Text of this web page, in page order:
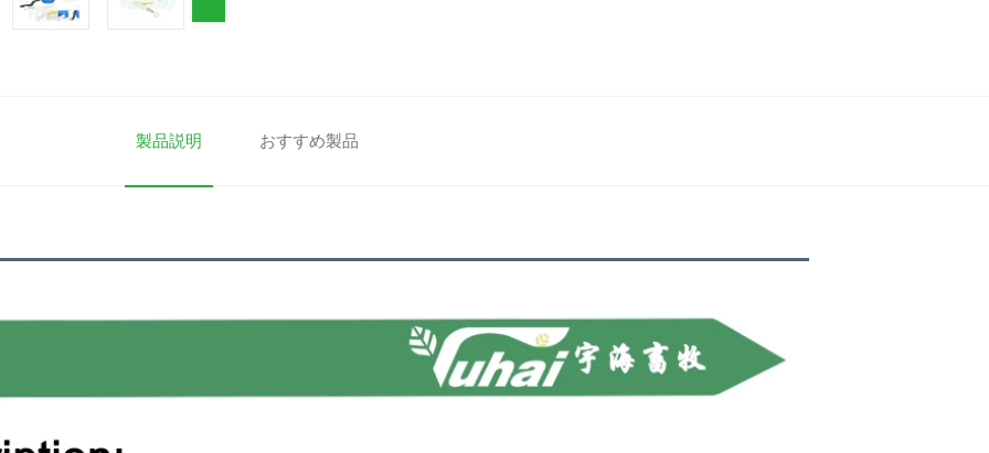
製品説明 おすすめ製品